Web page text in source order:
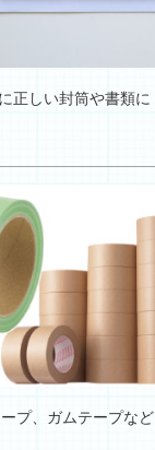
正しい封筒や書類に
プ、ガムテープなど